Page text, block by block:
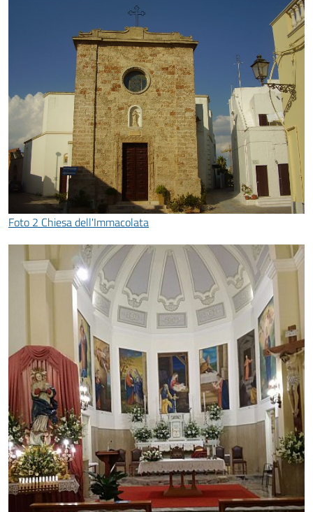
Foto 2 Chiesa dell'Immacolata